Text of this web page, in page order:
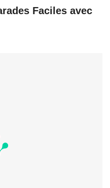
Faciles avec